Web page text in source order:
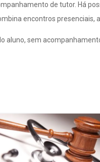
de tutor. Há
encontros presenciais,
aluno, sem